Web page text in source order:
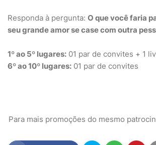
Responda à pergunta: O que você faria
seu grande amor se case com outra
1º ao 5º lugares: 01 par de convites + 1
6º ao 10º lugares: 01 par de convites
Para mais promoções do mesmo